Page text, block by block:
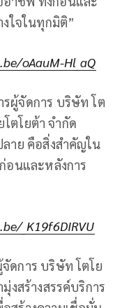
งใจในทุกมิติ”
oAauM-Hl_aQ
ผู้จัดการ บริษัท โต
ตโยต้า จำกัด
าย คือสิ่งสำคัญใน
อนและหลังการ
_K19f6DIRVU
ดการ บริษัท โตโย
งสร้างสรรค์บริการ